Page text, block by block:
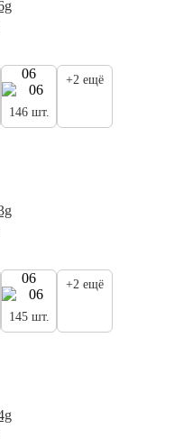
06
146 шт.
+2 ещё
06
145 шт.
+2 ещё